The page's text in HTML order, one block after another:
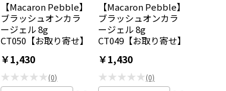
【Macaron Pebble】
ブラッシュオンカラ
ージェル 8g
CT050【お取り寄せ】
￥1,430
★★★★★(0)
【Macaron Pebble】
ブラッシュオンカラ
ージェル 8g
CT049【お取り寄せ】
￥1,430
★★★★★(0)